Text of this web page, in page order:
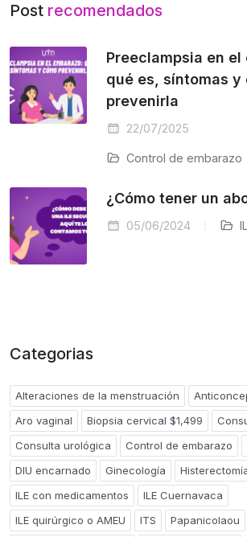
Post recomendados
Preeclampsia en el
qué es, síntomas y
prevenirla
22/07/2025
Control de embarazo
¿Cómo tener un
05/06/2024
Categorias
Alteraciones de la menstruación
Aro vaginal
Biopsia cervical $1,499
Consulta urológica
Control de embarazo
DIU encarnado
Ginecología
ILE con medicamentos
ILE Cuernavaca
ILE quirúrgico o AMEU
ITS
Papanicolaou